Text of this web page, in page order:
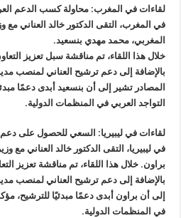
لقاءات في المغرب: محاولة كسب الدعم
في المغرب، التقى الدكتور خالد العناني مع
المغربي، محمد مهدي بنسعيد.
خلال هذا اللقاء، تم مناقشة سبل تعزيز
بالإضافة إلى دعم ترشيح العناني لمنصب
المصادر تشير إلى أن بنسعيد أبدى دعمًا
التواجد العربي في المنظمات الدولية.
لقاءات في ليبيريا: السعي للحصول على
في ليبيريا، التقى الدكتور خالد العناني مع
براون. خلال هذا اللقاء، تم مناقشة تعزيز
بالإضافة إلى دعم ترشيح العناني لمنصب
إلى أن براون أبدى دعمًا مبدئيًا للترشيح،
في المنظمات الدولية.